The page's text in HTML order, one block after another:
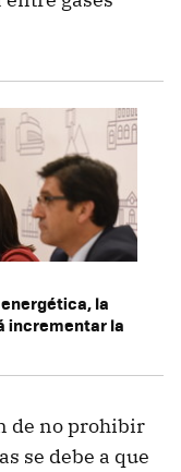
la
incrementar la
de no prohibir
se debe a que